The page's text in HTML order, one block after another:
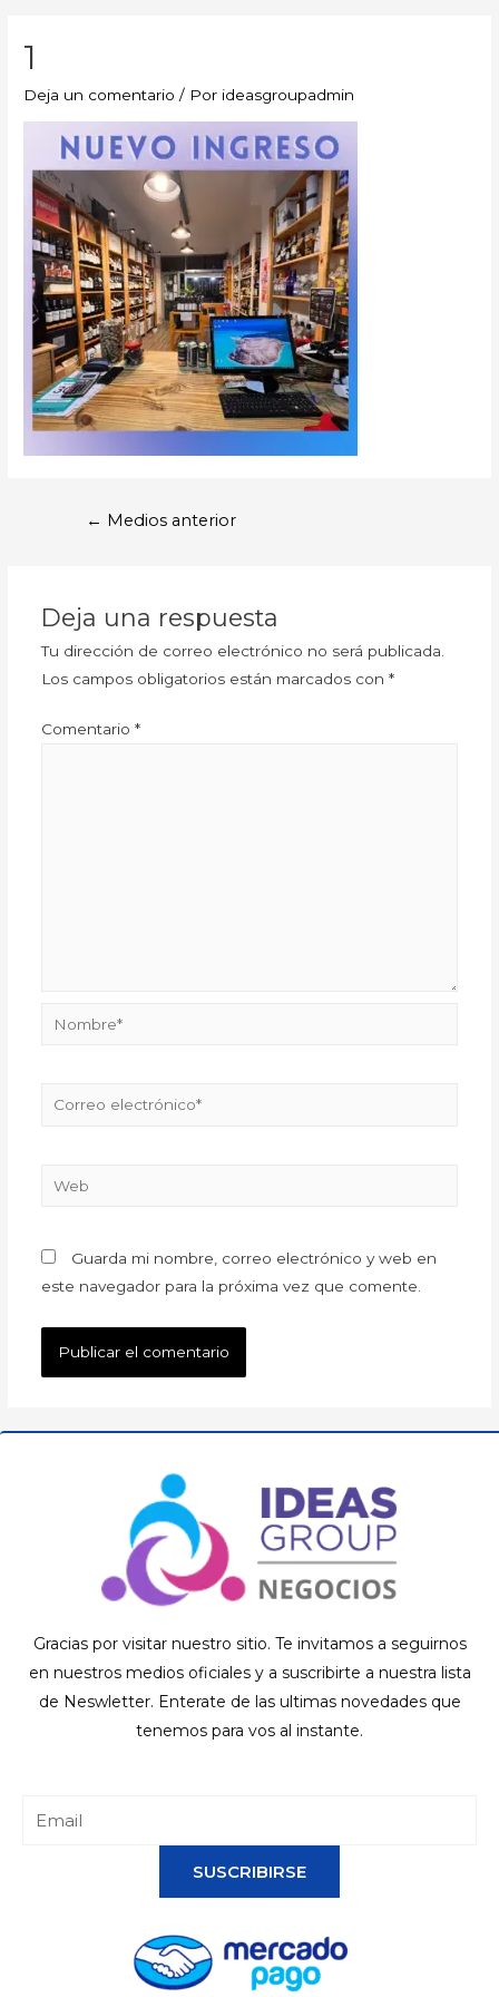
1
Deja un comentario / Por ideasgroupadmin
← Medios anterior
Deja una respuesta
Tu dirección de correo electrónico no será publicada.
Los campos obligatorios están marcados con *
Comentario *
Guarda mi nombre, correo electrónico y web en
este navegador para la próxima vez que comente.
Gracias por visitar nuestro sitio. Te invitamos a seguirnos
en nuestros medios oficiales y a suscribirte a nuestra lista
de Neswletter. Enterate de las ultimas novedades que
tenemos para vos al instante.
SUSCRIBIRSE